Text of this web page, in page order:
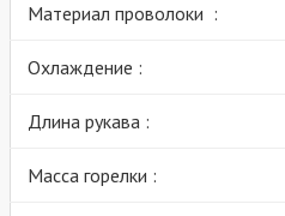
Материал проволоки :
Охлаждение :
Длина рукава :
Масса горелки :